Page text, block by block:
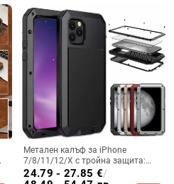
Метален калъф за iPhone
7/8/11/12/X с тройна защита:
удароустойчив, прахоустойчив и
запечатан
24.79 - 27.85 €/